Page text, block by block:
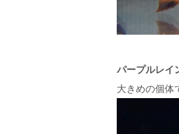
パープルレ
大きめの個体